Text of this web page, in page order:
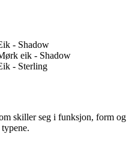
- Shadow
eik - Shadow
- Sterling
skiller seg i funksjon, form og